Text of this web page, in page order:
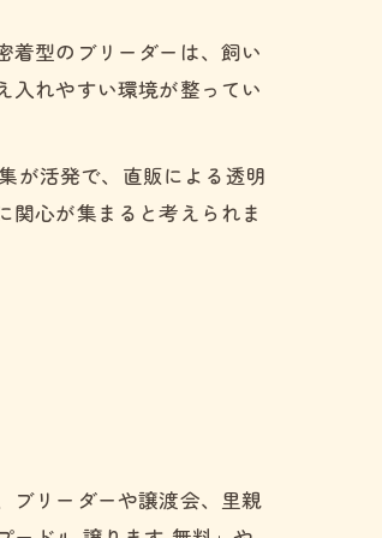
着型のブリーダーは、飼い
入れやすい環境が整ってい
が活発で、直販による透明
心が集まると考えられま
ブリーダーや譲渡会、里親